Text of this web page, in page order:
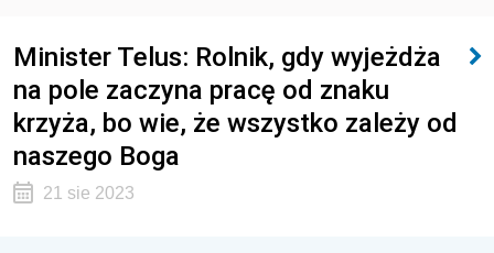
Minister Telus: Rolnik, gdy wyjeżdża
na pole zaczyna pracę od znaku
krzyża, bo wie, że wszystko zależy od
naszego Boga
21 sie 2023